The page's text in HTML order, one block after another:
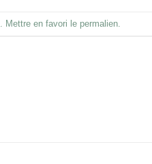
. Mettre en favori le permalien.